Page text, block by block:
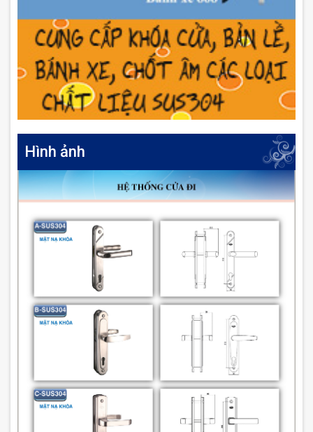
Hình ảnh